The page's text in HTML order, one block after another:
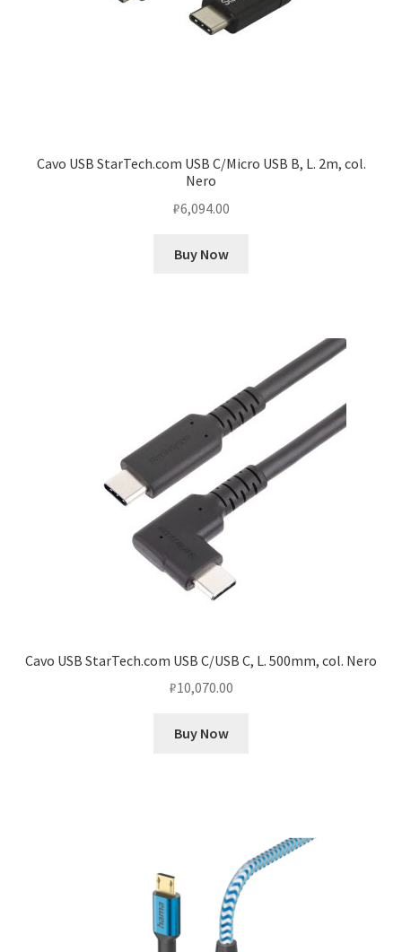
Cavo USB StarTech.com USB C/Micro USB B, L. 2m, col.
Nero
₽6,094.00
Buy Now
Cavo USB StarTech.com USB C/USB C, L. 500mm, col. Nero
₽10,070.00
Buy Now